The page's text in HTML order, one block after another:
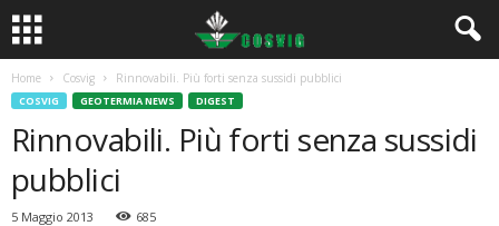
Home Cosvig Rinnovabili. Più forti senza sussidi pubblici
COSVIG GEOTERMIA NEWS DIGEST
Rinnovabili. Più forti senza sussidi
pubblici
5 Maggio 2013 685